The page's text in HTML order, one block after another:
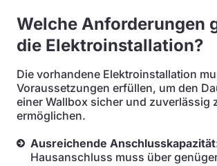
Welche Anforderungen
die Elektroinstallation?
Die vorhandene Elektroinstallation
Voraussetzungen erfüllen, um den
einer Wallbox sicher und zuverlässig
ermöglichen.
Ausreichende
Hausanschluss muss über